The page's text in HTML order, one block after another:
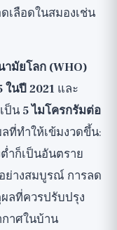
เลือดในสมองเช่น
ามัยโลก (WHO)
นปี 2021 และ
ป็น 5 ไมโครกรัมต่อ
ลที่ทำให้เข้มงวดขึ้น:
ำก็เป็นอันตราย
ย่างสมบูรณ์ การลด
ลที่ควรปรับปรุง
าศในบ้าน